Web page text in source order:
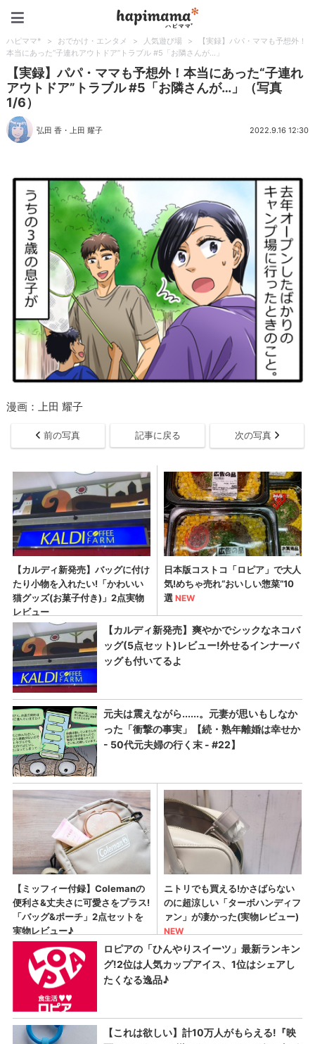
ハピママ* > おでかけ・エンタメ > 人気遊び場 >
【実録】パパ・ママも予想外！
本当にあった“子連れアウトドア”トラブル #5「お隣さんが…」
【実録】パパ・ママも予想外！本当にあった“子連れ
アウトドア”トラブル #5「お隣さんが…」（写真
1/6）
弘田 香 ・上田 耀子 2022.9.16 12:30
漫画：上田 耀子
前の写真 記事に戻る 次の写真